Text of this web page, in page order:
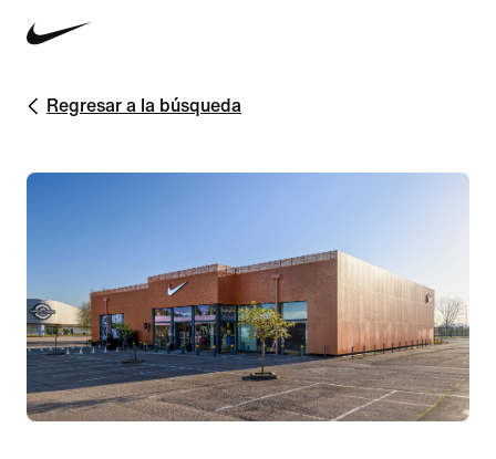
Regresar a la búsqueda